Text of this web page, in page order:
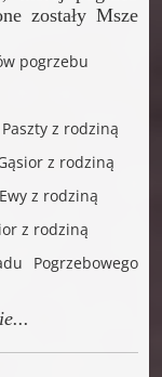
zostały Msze
pogrzebu
z rodziną
z rodziną
z rodziną
z rodziną
Pogrzebowego
...